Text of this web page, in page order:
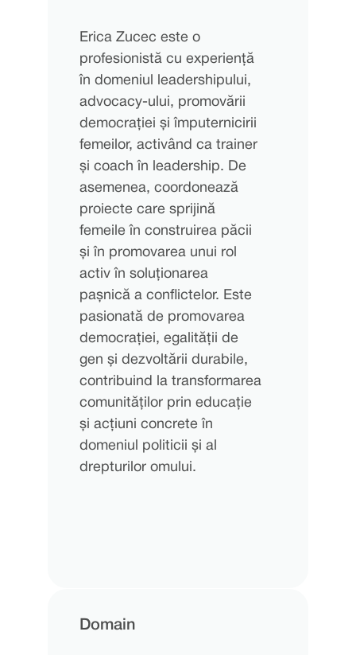
Erica Zucec este o
profesionistă cu experiență
în domeniul leadershipului,
advocacy-ului, promovării
democrației și împuternicirii
femeilor, activând ca trainer
și coach în leadership. De
asemenea, coordonează
proiecte care sprijină
femeile în construirea păcii
și în promovarea unui rol
activ în soluționarea
pașnică a conflictelor. Este
pasionată de promovarea
democrației, egalității de
gen și dezvoltării durabile,
contribuind la transformarea
comunităților prin educație
și acțiuni concrete în
domeniul politicii și al
drepturilor omului.
Domain